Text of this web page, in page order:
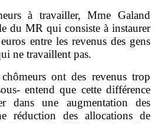
à travailler, Mme Galand
du MR qui consiste à instaurer
entre les revenus des gens
ne travaillent pas.
ont des revenus trop
entend que cette différence
dans une augmentation des
réduction des allocations de